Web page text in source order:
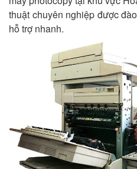
thuật chuyên nghiệp được
hỗ trợ nhanh.